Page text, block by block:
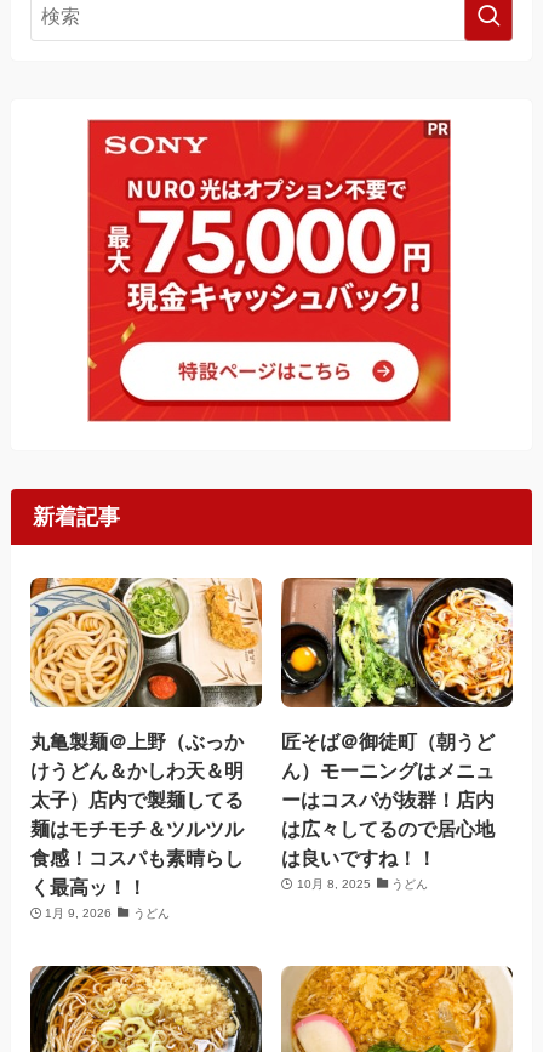
新着記事
丸亀製麺＠上野（ぶっか
けうどん＆かしわ天＆明
太子）店内で製麺してる
麺はモチモチ＆ツルツル
食感！コスパも素晴らし
く最高ッ！！
1月 9, 2026 うどん
匠そば＠御徒町（朝うど
ん）モーニングはメニュ
ーはコスパが抜群！店内
は広々してるので居心地
は良いですね！！
10月 8, 2025 うどん